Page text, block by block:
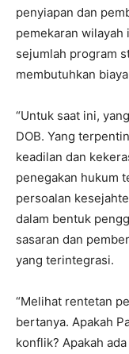
penyiapan dan
pemekaran
sejumlah program
membutuhkan
“Untuk saat ini,
DOB. Yang
keadilan dan
penegakan hukum
persoalan
dalam bentuk
sasaran dan
yang terintegrasi.
“Melihat rentetan
bertanya. Apakah
konflik? Apakah